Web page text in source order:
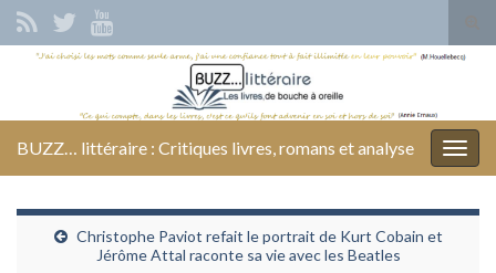
Search for:
BUZZ… littéraire : Critiques livres, romans et analyse
Christophe Paviot refait le portrait de Kurt Cobain et
Jérôme Attal raconte sa vie avec les Beatles